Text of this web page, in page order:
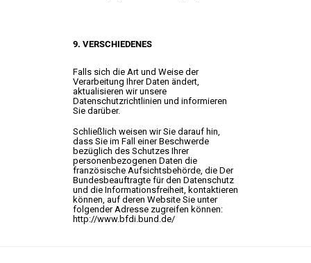
9. VERSCHIEDENES
Falls sich die Art und Weise der
Verarbeitung Ihrer Daten ändert,
aktualisieren wir unsere
Datenschutzrichtlinien und informieren
Sie darüber.
Schließlich weisen wir Sie darauf hin,
dass Sie im Fall einer Beschwerde
bezüglich des Schutzes Ihrer
personenbezogenen Daten die
französische Aufsichtsbehörde, die Der
Bundesbeauftragte für den Datenschutz
und die Informationsfreiheit, kontaktieren
können, auf deren Website Sie unter
folgender Adresse zugreifen können:
http://www.bfdi.bund.de/